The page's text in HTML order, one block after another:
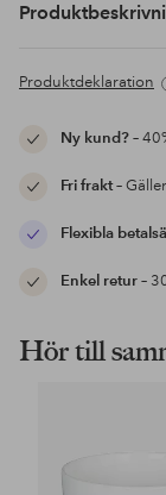
Produktdeklaration
Ny kund?–
Fri frakt–
Flexibla
Enkel retur–
Hör till